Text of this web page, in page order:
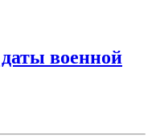
военной